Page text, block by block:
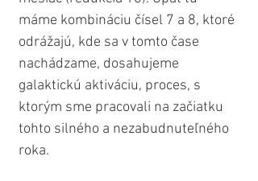
máme kombináciu čísel 7 a 8, ktoré
odrážajú, kde sa v tomto čase
nachádzame, dosahujeme
galaktickú aktiváciu, proces, s
ktorým sme pracovali na začiatku
tohto silného a nezabudnuteľného
roka.